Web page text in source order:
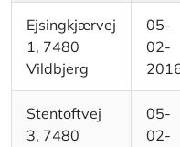
Ejsingkjærvej
1, 7480
Vildbjerg
05-
02-
Stentoftvej
3, 7480
05-
02-